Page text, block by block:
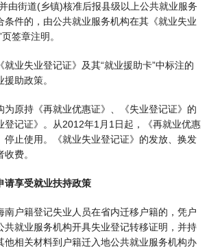
由街道(乡镇)核准后报县级以上公共就业服务
条件的，由公共就业服务机构在其《就业失业
签章注明。
失业登记证》及其“就业援助卡”中标注的
助政策。
原持《再就业优惠证》、《失业登记证》的
登记证》。从2012年1月1日起，《再就业优惠
停止使用。《就业失业登记证》的发放、换发
费。
享受就业扶持政策
户籍登记失业人员在省内迁移户籍的，凭户
共就业服务机构开具失业登记转移证明，并持
他相关材料到户籍迁入地公共就业服务机构办